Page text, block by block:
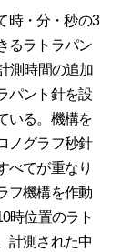
時・分・秒の3
るラトラパン
測時間の追加
パント針を設
いる。機構を
ノグラフ秒針
べてが重なり
フ機構を作動
時位置のラト
計測された中